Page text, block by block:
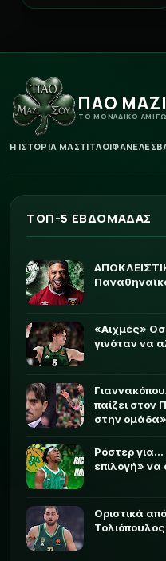
ΠΑΟ
ΤΟ ΜΟΝΑΔΙΚΟ
Η ΙΣΤΟΡΙΑ ΜΑΣΤΙΤΛΟΙΦΑΝΕΛΕΣ
ΤΟΠ-5 ΕΒΔΟΜΑΔΑΣ
«Αιχμές»
γινόταν να
παίζει στον
στην ομάδα»
Ρόστερ
επιλογή» να
Οριστικά